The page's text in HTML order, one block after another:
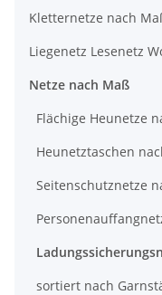
Kletternetze nach
Liegenetz Lesenetz
Netze nach Maß
Flächige Heunetze
Heunetztaschen
Seitenschutznetze
sortiert nach